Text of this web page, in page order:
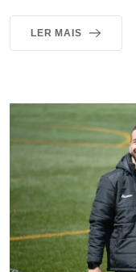
LER MAIS